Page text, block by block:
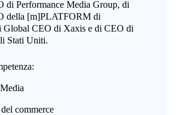
di Performance Media Group, di
della [m]PLATFORM di
Global CEO di Xaxis e di CEO di
Stati Uniti.
commerce